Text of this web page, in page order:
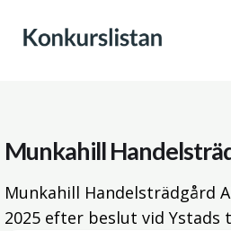
Munkahill
Munkahill Handelsträdgård
2025 efter beslut vid Ystads